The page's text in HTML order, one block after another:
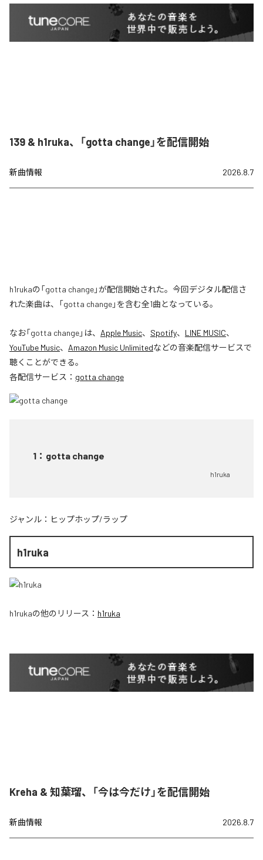
139 & h1ruka、「gotta change」を配信開始
新曲情報 2026.8.7
h1rukaの「gotta change」が配信開始された。今回デジタル配信さ
れた楽曲は、「gotta change」を含む全1曲となっている。
なお「gotta change」は、 Apple Music、 Spotify、 LINE MUSIC、
YouTube Music、 Amazon Music Unlimitedなどの音楽配信サービスで
聴くことができる。
各配信サービス： gotta change
1 ： gotta change
h1ruka
ジャンル： ヒップホップ/ラップ
h1ruka
h1rukaの他のリリース： h1ruka
Kreha & 知葉瑠、「今は今だけ」を配信開始
新曲情報 2026.8.7